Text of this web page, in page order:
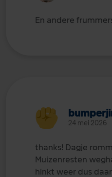
En andere
24 mei 2026
thanks! Dagje
Muizenresten
hinkt weer dus